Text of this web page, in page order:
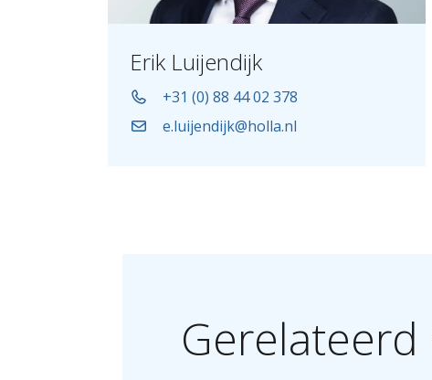
Erik Luijendijk
+31 (0) 88 44 02 378
e.luijendijk@holla.nl
Gerelateerd